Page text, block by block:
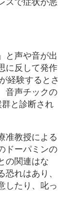
と声や音が出
に反して発作
経験するとさ
音声チックの
と診断され
准教授による
ドーパミンの
の関連はな
れはあり、
したり、叱っ